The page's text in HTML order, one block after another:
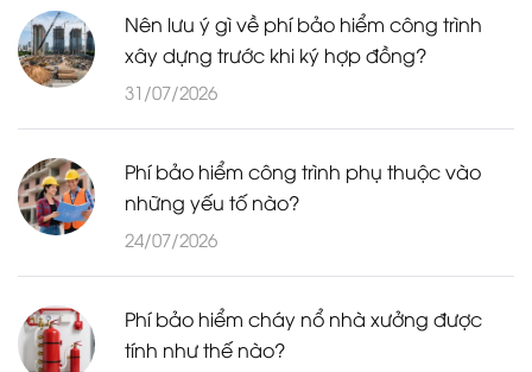
Nên lưu ý gì về phí bảo hiểm công trình
xây dựng trước khi ký hợp đồng?
31/07/2026
Phí bảo hiểm công trình phụ thuộc vào
những yếu tố nào?
24/07/2026
Phí bảo hiểm cháy nổ nhà xưởng được
tính như thế nào?